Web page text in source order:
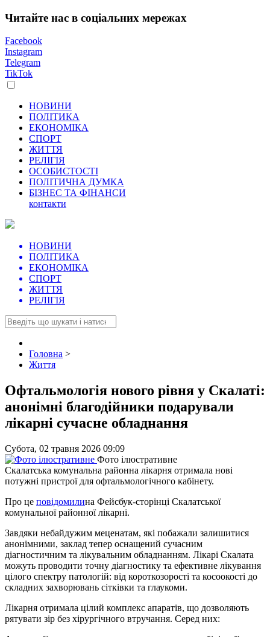
Читайте нас в соціальних мережах
Facebook
Instagram
Telegram
TikTok
НОВИНИ
ПОЛІТИКА
ЕКОНОМІКА
СПОРТ
ЖИТТЯ
РЕЛІГІЯ
ОСОБИСТОСТІ
ПОЛІТИЧНА ДУМКА
БІЗНЕС ТА ФІНАНСИ
контакти
НОВИНИ
ПОЛІТИКА
ЕКОНОМІКА
СПОРТ
ЖИТТЯ
РЕЛІГІЯ
Головна >
Життя
Офтальмологія нового рівня у Скалаті:
анонімні благодійники подарували
лікарні сучасне обладнання
Субота, 02 травня 2026 09:09
Фото ілюстративне
Скалатська комунальна районна лікарня отримала нові
потужні пристрої для офтальмологічного кабінету.
Про це повідомилина Фейсбук-сторінці Скалатської
комунальної районної лікарні.
Завдяки небайдужим меценатам, які побажали залишитися
анонімними, заклад тепер оснащений сучасним
діагностичним та лікувальним обладнанням. Лікарі Скалата
можуть проводити точну діагностику та ефективне лікування
цілого спектру патологій: від короткозорості та косоокості до
складних захворювань сітківки та глаукоми.
Лікарня отримала цілий комплекс апаратів, що дозволяють
рятувати зір без хірургічного втручання. Серед них: